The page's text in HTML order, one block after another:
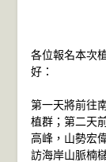
各位報名本次
好：
第一天將前往
植群；第二天
高峰，山勢宏
訪海岸山脈楠